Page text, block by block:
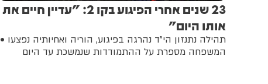
23 שנים אחרי הפיגוע בקו 2: "עדיין חיים את
אותו היום"
תהילה נתנזון הי"ד נהרגה בפיגוע, הוריה ואחיותיה נפצעו •
המשפחה מספרת על ההתמודדות שנמשכת עד היום